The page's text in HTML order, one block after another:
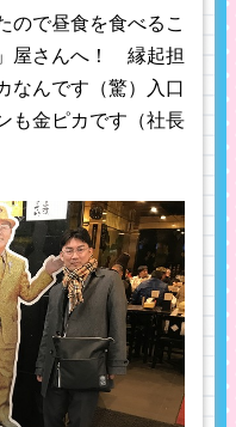
ので昼食を食べるこ
屋さんへ！ 縁起担
なんです（驚）入口
も金ピカです（社長